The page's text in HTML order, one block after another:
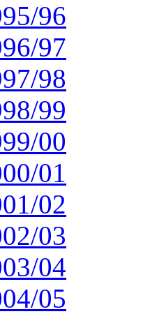
96
97
98
99
00
01
02
03
04
05